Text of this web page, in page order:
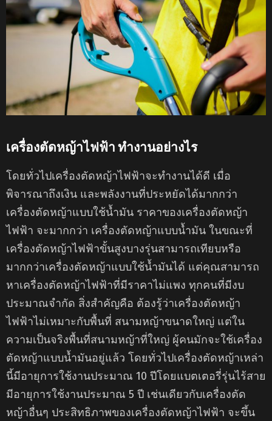
เครื่องตัดหญ้าไฟฟ้า ทำงานอย่างไร
โดยทั่วไปเครื่องตัดหญ้าไฟฟ้าจะทำงานได้ดี เมื่อ
พิจารณาถึงเงิน และพลังงานที่ประหยัดได้มากกว่า
เครื่องตัดหญ้าแบบใช้น้ำมัน ราคาของเครื่องตัดหญ้า
ไฟฟ้า จะมากกว่า เครื่องตัดหญ้าแบบน้ำมัน ในขณะที่
เครื่องตัดหญ้าไฟฟ้าขั้นสูงบางรุ่นสามารถเทียบหรือ
มากกว่าเครื่องตัดหญ้าแบบใช้น้ำมันได้ แต่คุณสามารถ
หาเครื่องตัดหญ้าไฟฟ้าที่มีราคาไม่แพง ทุกคนที่มีงบ
ประมาณจำกัด สิ่งสำคัญคือ ต้องรู้ว่าเครื่องตัดหญ้า
ไฟฟ้าไม่เหมาะกับพื้นที่ สนามหญ้าขนาดใหญ่ แต่ใน
ความเป็นจริงพื้นที่สนามหญ้าที่ใหญ่ ผู้คนมักจะใช้เครื่อง
ตัดหญ้าแบบน้ำมันอยู่แล้ว โดยทั่วไปเครื่องตัดหญ้าเหล่า
นี้มีอายุการใช้งานประมาณ 10 ปีโดยแบตเตอรี่รุ่นไร้สาย
มีอายุการใช้งานประมาณ 5 ปี เช่นเดียวกับเครื่องตัด
หญ้าอื่นๆ ประสิทธิภาพของเครื่องตัดหญ้าไฟฟ้า จะขึ้น